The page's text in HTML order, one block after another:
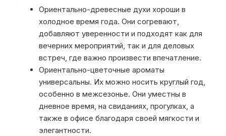
Ориентально-древесные духи хороши в
холодное время года. Они согревают,
добавляют уверенности и подходят как для
вечерних мероприятий, так и для деловых
встреч, где важно произвести впечатление.
Ориентально-цветочные ароматы
универсальны. Их можно носить круглый год,
особенно в межсезонье. Они уместны в
дневное время, на свиданиях, прогулках, а
также в офисе благодаря своей мягкости и
элегантности.